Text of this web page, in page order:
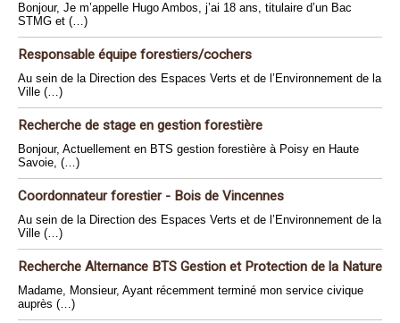
Bonjour, Je m’appelle Hugo Ambos, j’ai 18 ans, titulaire d’un Bac
STMG et (…)
Responsable équipe forestiers/cochers
Au sein de la Direction des Espaces Verts et de l’Environnement de la
Ville (…)
Recherche de stage en gestion forestière
Bonjour, Actuellement en BTS gestion forestière à Poisy en Haute
Savoie, (…)
Coordonnateur forestier - Bois de Vincennes
Au sein de la Direction des Espaces Verts et de l’Environnement de la
Ville (…)
Recherche Alternance BTS Gestion et Protection de la Nature
Madame, Monsieur, Ayant récemment terminé mon service civique
auprès (…)